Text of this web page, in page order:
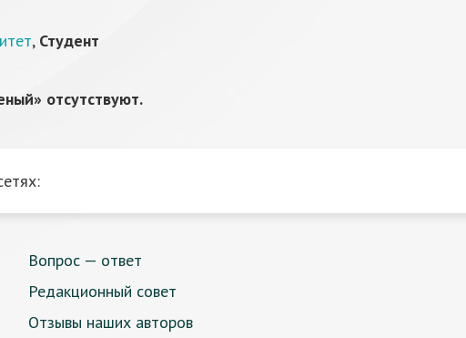
, Студент
отсутствуют.
Вопрос — ответ
Редакционный совет
Отзывы наших авторов